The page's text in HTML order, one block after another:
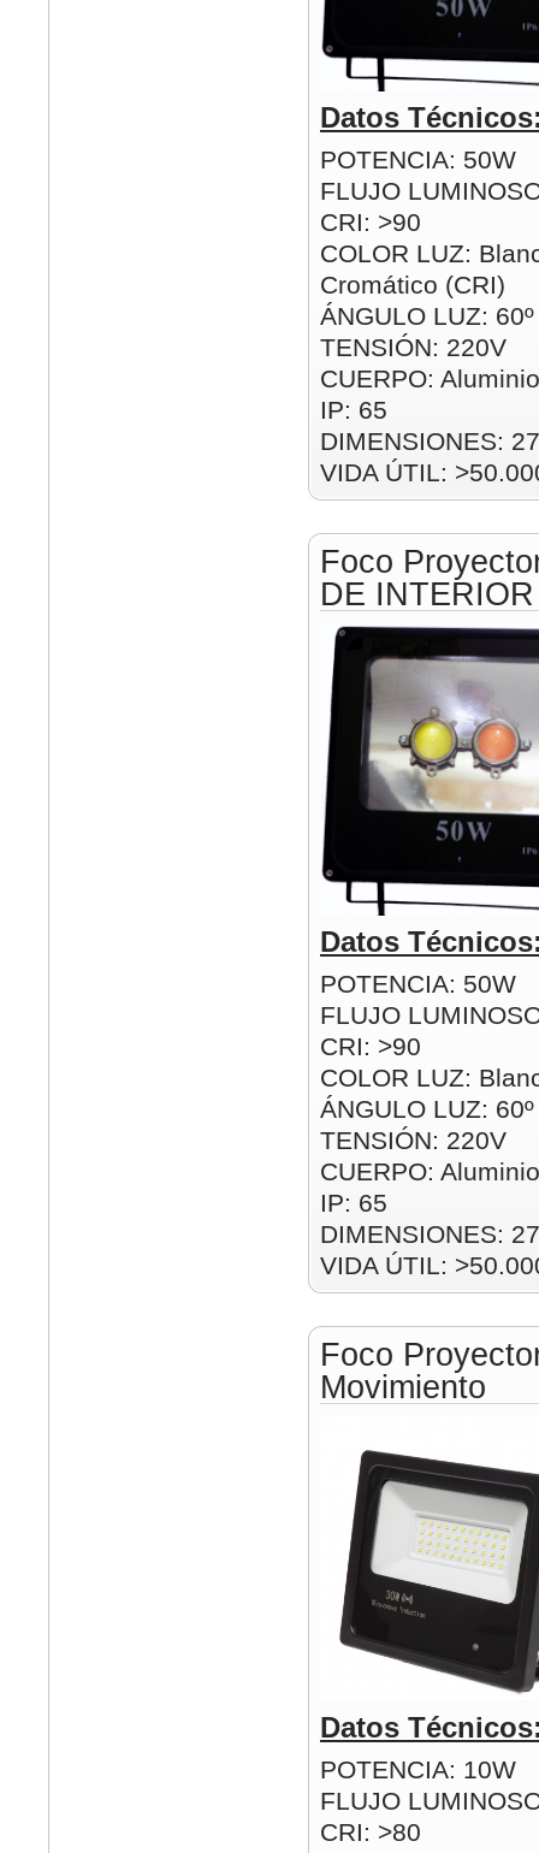
Datos
POTENCIA: 50W
FLUJO
CRI: >90
COLOR LUZ:
Cromático (CRI)
ÁNGULO LUZ: 60º
TENSIÓN: 220V
CUERPO: Aluminio
IP: 65
DIMENSIONES:
VIDA ÚTIL:
Foco
DE
Datos
POTENCIA: 50W
FLUJO
CRI: >90
COLOR LUZ:
ÁNGULO LUZ: 60º
TENSIÓN: 220V
CUERPO: Aluminio
IP: 65
DIMENSIONES:
VIDA ÚTIL:
Foco
Movimiento
Datos
POTENCIA: 10W
FLUJO
CRI: >80